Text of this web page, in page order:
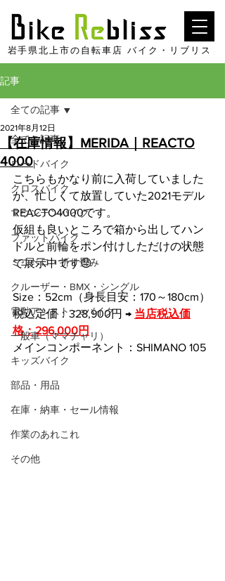
​岩手県北上市の自転車店 バイク・リブリス
記事
全ての記事
ロードバイク
クロスバイク
マウンテンバイク
ファットバイク
ミニベロ・折り畳み
クルーザー・BMX・シングル
電動アシスト・eバイク
一般車（ママチャリ）
キッズバイク
部品・用品
在庫・納車・セール情報
作業のあれこれ
その他
全ての記事
【在庫情報】MERIDA｜REACTO
4000
2021年8月12日
こちらもかなり前に入荷していました
が、忙しくて放置していた2021モデル
REACTO4000です。
仮組も良いところで箱から出してハン
ドルと前輪をポン付けしただけの状態
で展示中です😓
Size：52cm（身長目安：170～180cm）
税込定価：328,900円 → 当店税込価
格：296,000円
メインコンポーネント：SHIMANO 105